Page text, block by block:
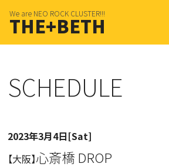
We are NEO ROCK CLUSTER!!!
THE+BETH
SCHEDULE
2023年3月4日[Sat]
【大阪】心斎橋 DROP